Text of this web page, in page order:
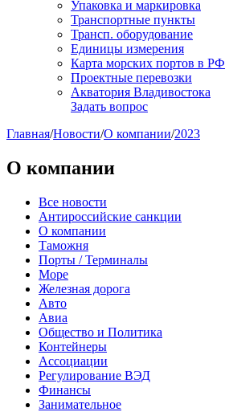
Упаковка и маркировка
Транспортные пункты
Трансп. оборудование
Единицы измерения
Карта морских портов в РФ
Проектные перевозки
Акватория Владивостока
Задать вопрос
Главная/Новости/О компании/2023
О компании
Все новости
Антироссийские санкции
О компании
Таможня
Порты / Терминалы
Море
Железная дорога
Авто
Авиа
Общество и Политика
Контейнеры
Ассоциации
Регулирование ВЭД
Финансы
Занимательное